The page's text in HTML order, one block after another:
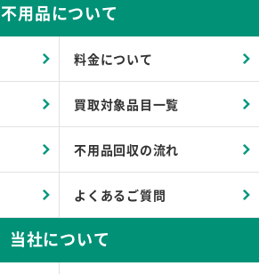
不用品について
料金について
買取対象品目一覧
不用品回収の流れ
よくあるご質問
当社について